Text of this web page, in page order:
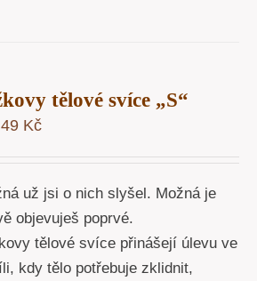
tělové svíce „S“
49 Kč
už jsi o nich slyšel. Možná je
objevuješ poprvé.
tělové svíce přinášejí úlevu ve
kdy tělo potřebuje zklidnit,